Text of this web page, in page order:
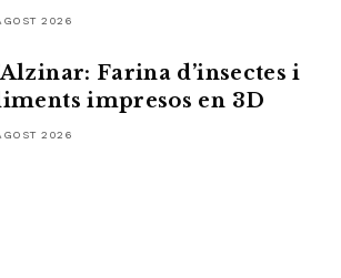
2026
Farina d’insectes i
impresos en 3D
2026